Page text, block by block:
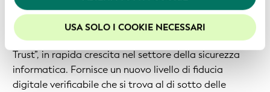
web, consigliamo di lasciare i cookie abilitati.
USA SOLO I COOKIE NECESSARI
vLEI è conforme al popolare mantra “mai fidarsi,
verificare sempre”, rappresentato dal movimento
controintuitivamente definito “Architettura Zero
Trust”, in rapida crescita nel settore della sicurezza
informatica. Fornisce un nuovo livello di fiducia
digitale verificabile che si trova al di sotto delle